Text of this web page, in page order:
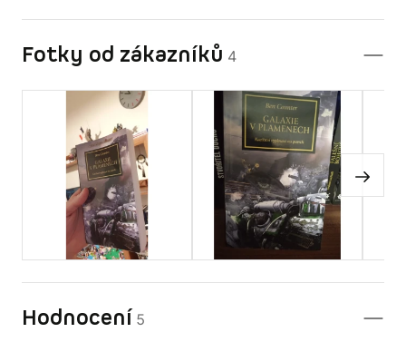
Fotky od zákazníků 4
Hodnocení 5